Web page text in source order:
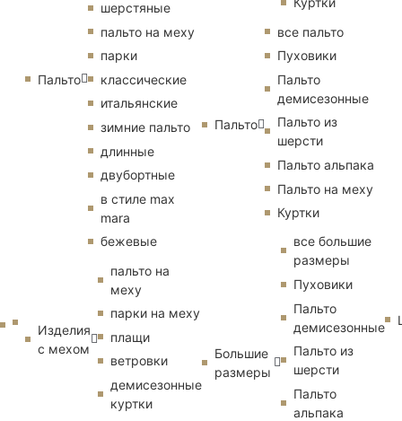
Пальто
шерстяные
пальто на меху
парки
классические
итальянские
зимние пальто
длинные
двубортные
в стиле max
mara
бежевые
Изделия
с мехом
пальто на
меху
парки на меху
плащи
ветровки
демисезонные
куртки
Пальто
все пальто
Пуховики
Пальто
демисезонные
Пальто из
шерсти
Пальто альпака
Пальто на меху
Куртки
Большие
размеры
все большие
размеры
Пуховики
Пальто
демисезонные
Пальто из
шерсти
Пальто
альпака